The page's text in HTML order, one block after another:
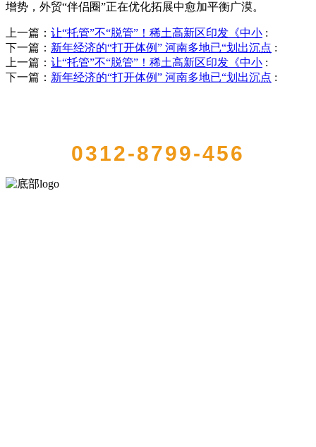
增势，外贸“伴侣圈”正在优化拓展中愈加平衡广漠。
上一篇： 让“托管”不“脱管”！稀土高新区印发《中小 :
下一篇： 新年经济的“打开体例” 河南多地已“划出沉点 :
上一篇： 让“托管”不“脱管”！稀土高新区印发《中小 :
下一篇： 新年经济的“打开体例” 河南多地已“划出沉点 :
0312-8799-456